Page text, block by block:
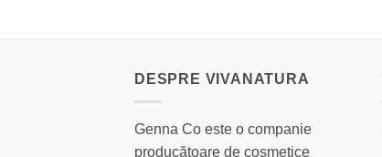
DESPRE VIVANATURA
Genna Co este o companie
producătoare de cosmetice